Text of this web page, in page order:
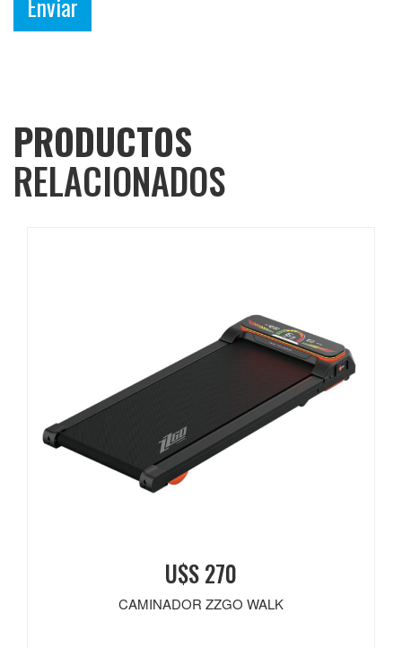
Enviar
PRODUCTOS
RELACIONADOS
U$S 270
CAMINADOR ZZGO WALK